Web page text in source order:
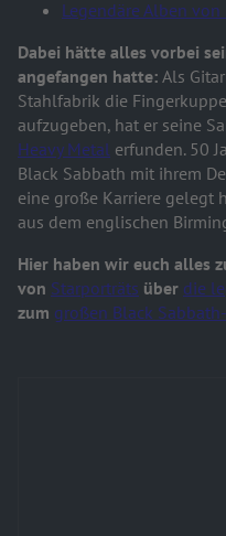
Legendäre Alben
Dabei hätte alles vorbei
angefangen hatte: Als
Stahlfabrik die
aufzugeben, hat er seine
Heavy Metal erfunden. 50
Black Sabbath mit ihrem
eine große Karriere gelegt
aus dem englischen
Hier haben wir euch alles
von Starporträts über die
zum großen Black